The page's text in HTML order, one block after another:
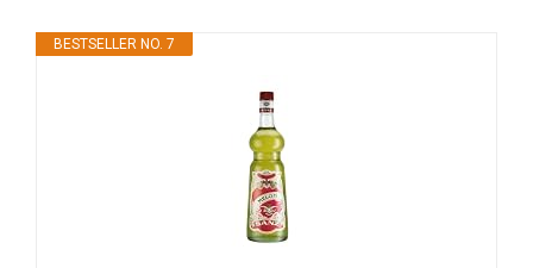
BESTSELLER NO. 7